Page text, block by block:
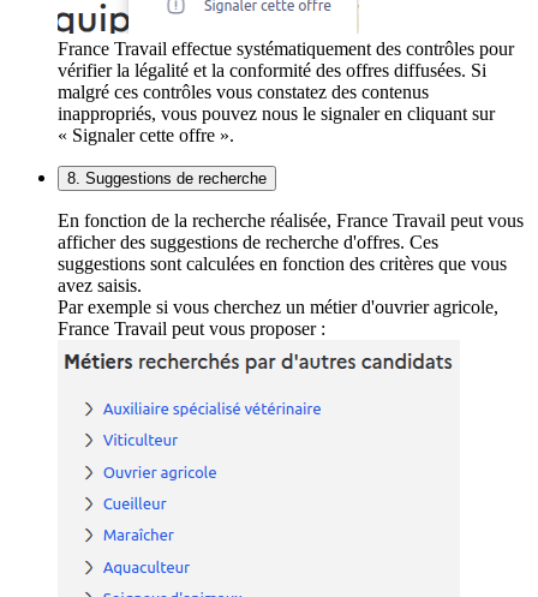
France Travail effectue systématiquement des contrôles pour
vérifier la légalité et la conformité des offres diffusées. Si
malgré ces contrôles vous constatez des contenus
inappropriés, vous pouvez nous le signaler en cliquant sur
« Signaler cette offre ».
8. Suggestions de recherche
En fonction de la recherche réalisée, France Travail peut vous
afficher des suggestions de recherche d'offres. Ces
suggestions sont calculées en fonction des critères que vous
avez saisis.
Par exemple si vous cherchez un métier d'ouvrier agricole,
France Travail peut vous proposer :